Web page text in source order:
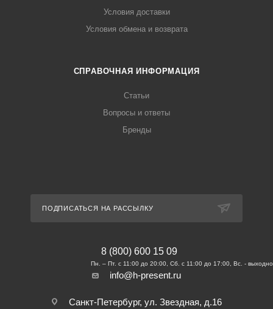
Условия доставки
Условия обмена и возврата
СПРАВОЧНАЯ ИНФОРМАЦИЯ
Статьи
Вопросы и ответы
Бренды
ПОДПИСАТЬСЯ НА РАССЫЛКУ
8 (800) 600 15 09
info@h-present.ru
Санкт-Петербург, ул. Звездная, д.16